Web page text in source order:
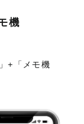
機
+「メモ機